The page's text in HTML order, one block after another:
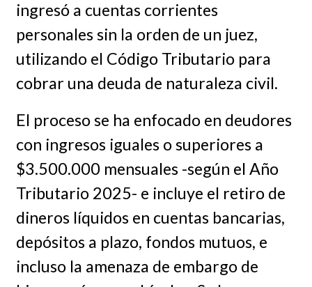
ingresó a cuentas corrientes
personales sin la orden de un juez,
utilizando el Código Tributario para
cobrar una deuda de naturaleza civil.
El proceso se ha enfocado en deudores
con ingresos iguales o superiores a
$3.500.000 mensuales -según el Año
Tributario 2025- e incluye el retiro de
dineros líquidos en cuentas bancarias,
depósitos a plazo, fondos mutuos, e
incluso la amenaza de embargo de